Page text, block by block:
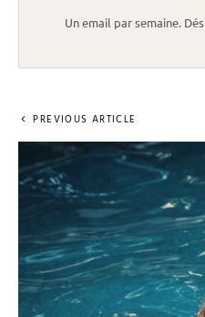
Un email par semaine.
PREVIOUS ARTICLE